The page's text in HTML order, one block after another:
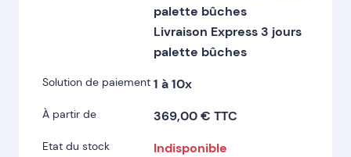
palette bûches
Livraison Express 3 jours
palette bûches
Solution de paiement 1 à 10x
À partir de 369,00 € TTC
Etat du stock Indisponible